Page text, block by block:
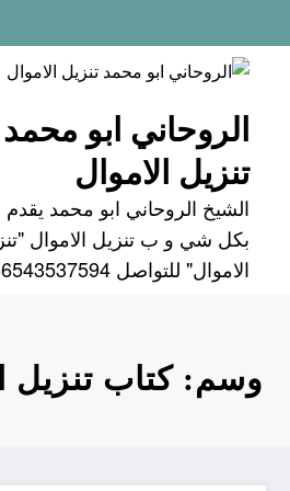
إلى
المحتوى
الروحاني ابو محمد
تنزيل الاموال
الشيخ الروحاني ابو محمد
بكل شي و ب تنزيل الاموال
الاموال" للتواصل 00966543537594
وسم: كتاب تنزيل